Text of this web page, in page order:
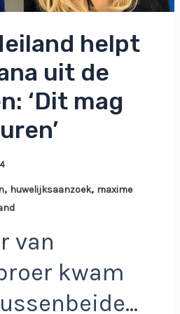
helpt
uit de
‘Dit mag
, huwelijksaanzoek, maxime
van
kwam